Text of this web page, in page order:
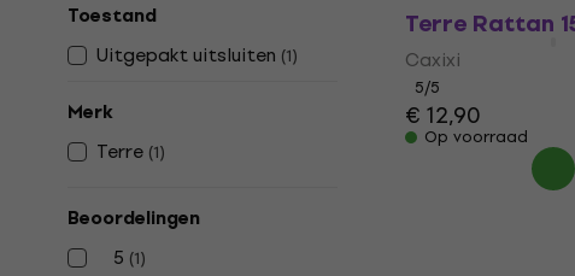
Toestand
Uitgepakt uitsluiten (1)
Merk
Terre (1)
Beoordelingen
5 (1)
Terre Rattan
Caxixi
5/5
€ 12,90
Op voorraad